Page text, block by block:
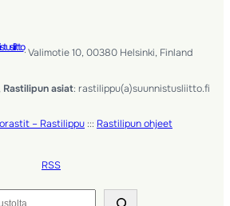
· Valimotie 10, 00380 Helsinki, Finland
Rastilipun asiat: rastilippu(a)suunnistusliitto.fi
– Rastilippu ::: Rastilipun ohjeet
RSS